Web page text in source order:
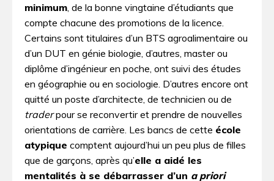
minimum, de la bonne vingtaine d’étudiants que
compte chacune des promotions de la licence.
Certains sont titulaires d’un BTS agroalimentaire ou
d’un DUT en génie biologie, d’autres, master ou
diplôme d’ingénieur en poche, ont suivi des études
en géographie ou en sociologie. D’autres encore ont
quitté un poste d’architecte, de technicien ou de
traderpour se reconvertir et prendre de nouvelles
orientations de carrière. Les bancs de cette école
atypique comptent aujourd’hui un peu plus de filles
que de garçons, après qu’elle a aidé les
mentalités à se débarrasser d’un a priori